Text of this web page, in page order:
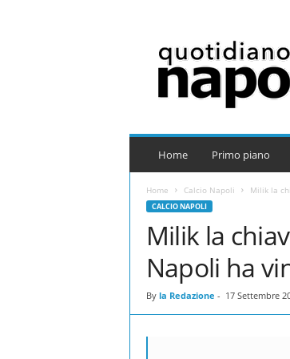
i
n
Home Primo piano
Home Calcio Napoli Milik la
CALCIO NAPOLI
Milik la
Napoli ha
By la Redazione - 17 Settembre